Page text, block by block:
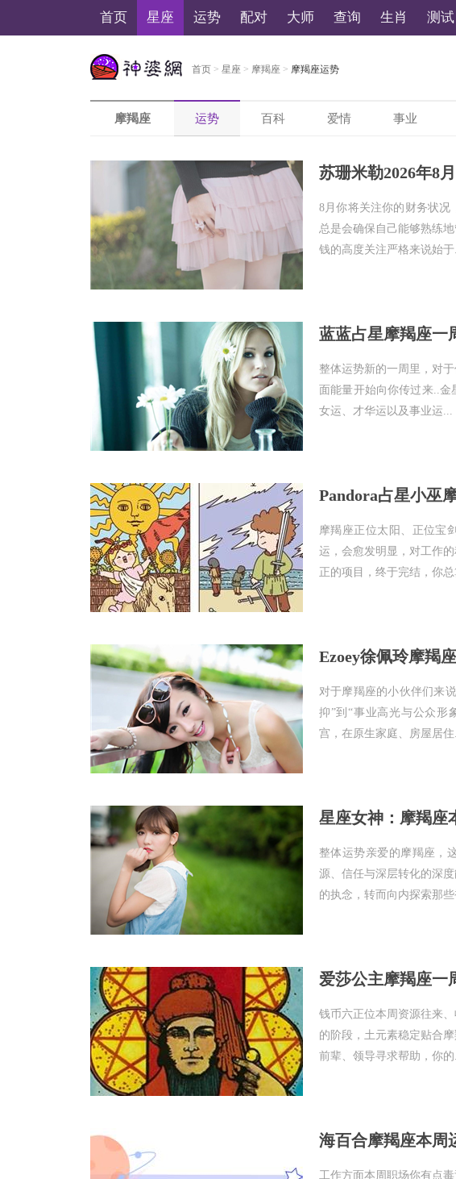
首页 星座 运势 配对 大师 查询 生肖 测试
美国神婆星座网
首页 > 星座 > 摩羯座 > 摩羯座运势
摩羯座 运势 百科 爱情 事业
苏珊米勒2026年8
8月你将关注你的财务状
总是会确保自己能够熟练
钱的高度关注严格来说始于
蓝蓝占星摩羯座一
整体运势新的一周里，对
面能量开始向你传过来..
女运、才华运以及事业运...
Pandora占星小巫
摩羯座正位太阳、正位宝
运，会愈发明显，对工作
正的项目，终于完结，你
Ezoey徐佩玲摩羯
对于摩羯座的小伙伴们来
抑”到“事业高光与公众形
宫，在原生家庭、房屋居住
星座女神：摩羯座
整体运势亲爱的摩羯座，
源、信任与深层转化的深
的执念，转而向内探索那
爱莎公主摩羯座一
钱币六正位本周资源往来
的阶段，土元素稳定贴合
前辈、领导寻求帮助，你的
海百合摩羯座本周
工作方面本周职场你有点